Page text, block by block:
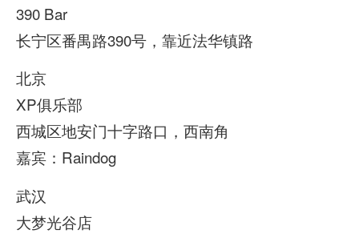
390 Bar
长宁区番禺路390号，靠近法华镇路
北京
XP俱乐部
西城区地安门十字路口，西南角
嘉宾：Raindog
武汉
大梦光谷店